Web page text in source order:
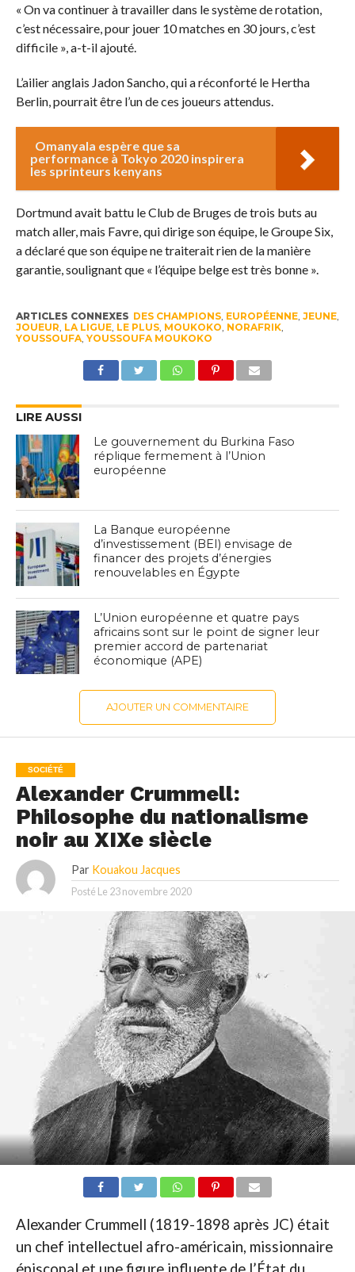
« On va continuer à travailler dans le système de rotation,
c’est nécessaire, pour jouer 10 matches en 30 jours, c’est
difficile », a-t-il ajouté.
L’ailier anglais Jadon Sancho, qui a réconforté le Hertha
Berlin, pourrait être l’un de ces joueurs attendus.
Omanyala espère que sa
performance à Tokyo 2020 inspirera
les sprinteurs kenyans
Dortmund avait battu le Club de Bruges de trois buts au
match aller, mais Favre, qui dirige son équipe, le Groupe Six,
a déclaré que son équipe ne traiterait rien de la manière
garantie, soulignant que « l’équipe belge est très bonne ».
ARTICLES CONNEXES DES CHAMPIONS, EUROPÉENNE, JEUNE,
JOUEUR LA LIGUE, LE PLUS, MOUKOKO NORAFRIK,
YOUSSOUFA, YOUSSOUFA MOUKOKO
LIRE AUSSI
Le gouvernement du Burkina Faso
réplique fermement à l’Union
européenne
La Banque européenne
d’investissement (BEI) envisage de
financer des projets d’énergies
renouvelables en Égypte
L’Union européenne et quatre pays
africains sont sur le point de signer leur
premier accord de partenariat
économique (APE)
AJOUTER UN COMMENTAIRE
SOCIÉTÉ
Alexander Crummell:
Philosophe du nationalisme
noir au XIXe siècle
Par Kouakou Jacques
Posté Le 23 novembre 2020
Alexander Crummell (1819-1898 après JC) était
un chef intellectuel afro-américain, missionnaire